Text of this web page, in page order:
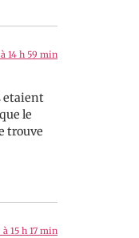
14 h 59 min
etaient
le
trouve
15 h 17 min